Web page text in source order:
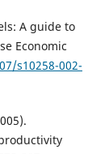
A guide to
Economic
s10258-002-